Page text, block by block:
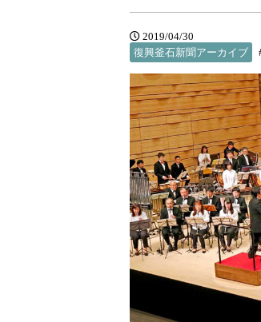
2019/04/30
復興釜石新聞アーカイブ